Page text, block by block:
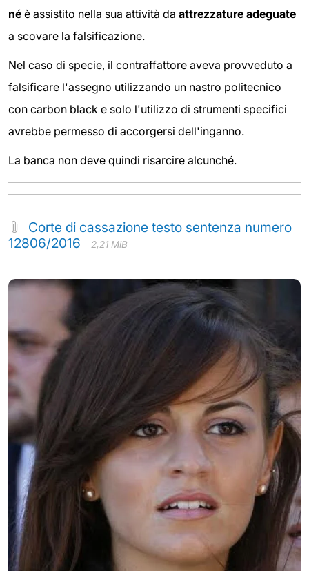
né è assistito nella sua attività da attrezzature adeguate
a scovare la falsificazione.
Nel caso di specie, il contraffattore aveva provveduto a
falsificare l'assegno utilizzando un nastro politecnico
con carbon black e solo l'utilizzo di strumenti specifici
avrebbe permesso di accorgersi dell'inganno.
La banca non deve quindi risarcire alcunché.
Corte di cassazione testo sentenza numero
12806/2016
2,21 MiB